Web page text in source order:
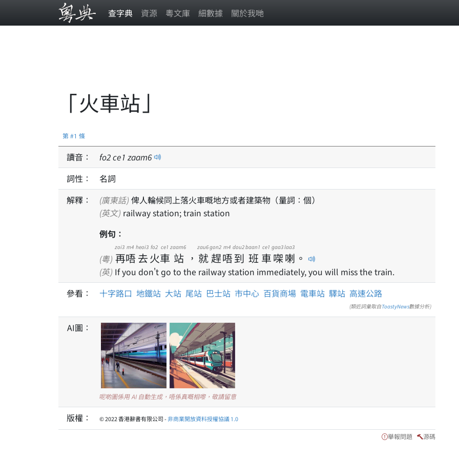
查字典 資源 粵文庫 細數據 關於我哋
「火車站」
第 #1 條
讀音： fo2ce1 zaam6
詞性：
名詞
解釋：
(廣東話) 俾人輪候同上落火車嘅地方或者建築物（量詞：個）
(英文) railway station; train station
例句：
(粵) 再
zoi3
唔
m4
去
heoi3
火
fo2
車
ce1
站
zaam6
， 就
zau6
趕
gon2
唔
m4
到
dou2
班
baan1
車
ce1
㗎
gaa3
喇
laa3
。
(英) If you don't go to the railway station immediately, you will miss the train.
參看：
十字路口 地鐵站 大站 尾站 巴士站 市中心 百貨商場 電車站 驛站 高速公路
(類近詞彙取自ToastyNews數據分析)
AI圖：
呢啲圖係用 AI 自動生成，唔係真嘅相嚟，敬請留意
版權： © 2022 香港辭書有限公司 -非商業開放資料授權協議 1.0
舉報問題 源碼